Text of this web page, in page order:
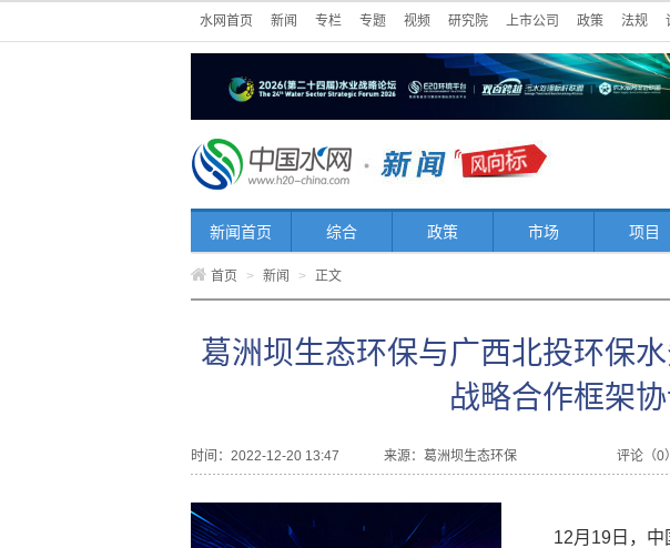
水网首页 新闻 专栏 专题 视频 研究院 上市公司 政策 法规
新闻首页 综合 政策 市场 项目
首页 > 新闻 > 正文
葛洲坝生态环保与广西北投环保
战略合作框架
时间：2022-12-20 13:47 来源： 葛洲坝生态环保 评论（0）
12月19日，中